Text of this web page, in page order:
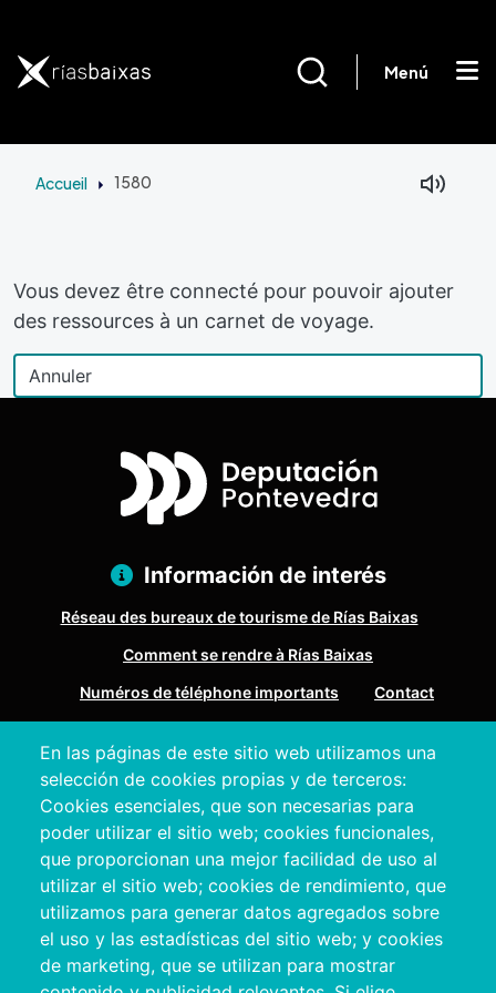
Menú
Accueil 1580
Vous devez être connecté pour pouvoir ajouter
des ressources à un carnet de voyage.
En las páginas de este sitio web utilizamos una
selección de cookies propias y de terceros:
Cookies esenciales, que son necesarias para
poder utilizar el sitio web; cookies funcionales,
que proporcionan una mejor facilidad de uso al
utilizar el sitio web; cookies de rendimiento, que
utilizamos para generar datos agregados sobre
el uso y las estadísticas del sitio web; y cookies
de marketing, que se utilizan para mostrar
Información de interés
Réseau des bureaux de tourisme de Rías Baixas
Comment se rendre à Rías Baixas
Numéros de téléphone importants
Contact
Pazo Deputación Provincial. Avda. Montero Ríos, s/n - 36071
Pontevedra
+34 986 804 100 | +34 986 804 124